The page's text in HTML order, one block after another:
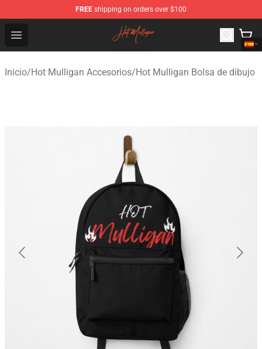
FREE shipping on orders over $100
Open menu
Hot Mulligan Shop - Official Hot Mulligan Merchandise
Inicio/Hot Mulligan Accesorios/Hot Mulligan Bolsa de dibujo